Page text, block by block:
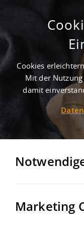
Treffer -
Emsdetten
Objekte
Cookies
Mit der
damit
Marketing